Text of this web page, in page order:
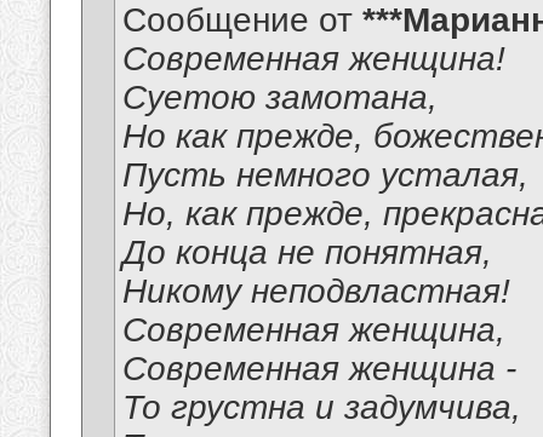
Сообщение от
Современная женщина!
Суетою замотана,
Но как прежде,
Пусть немного усталая,
Но, как прежде,
До конца не понятная,
Никому неподвластная!
Современная женщина,
Современная женщина -
То грустна и задумчива,